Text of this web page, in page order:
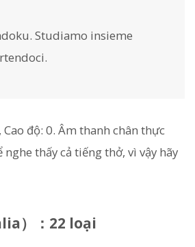
Studiamo insieme
Cao độ: 0. Âm thanh chân thực
thấy cả tiếng thở, vì vậy hãy
）：22 loại